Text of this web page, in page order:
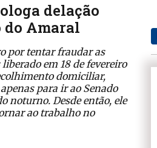
delação
do Amaral
por tentar fraudar as
em 18 de fevereiro
domiciliar,
para ir ao Senado
noturno. Desde então, ele
ao trabalho no